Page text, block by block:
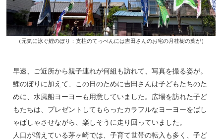
（元気に泳ぐ鯉のぼり：支柱のてっぺんには吉田さんのお宅の月桂樹の葉が）
早速、ご近所から親子連れが何組も訪れて、写真を撮る姿が。
鯉のぼりに加えて、この日のために吉田さんは子どもたちのた
めに、水風船ヨーヨーも用意していました。広場を訪れた子ど
もたちは、プレゼントしてもらったカラフルなヨーヨーをばし
ゃばしゃさせながら、楽しそうに走り回っていました。
人口が増えている茅ヶ崎では、子育て世帯の転入も多く、子ど